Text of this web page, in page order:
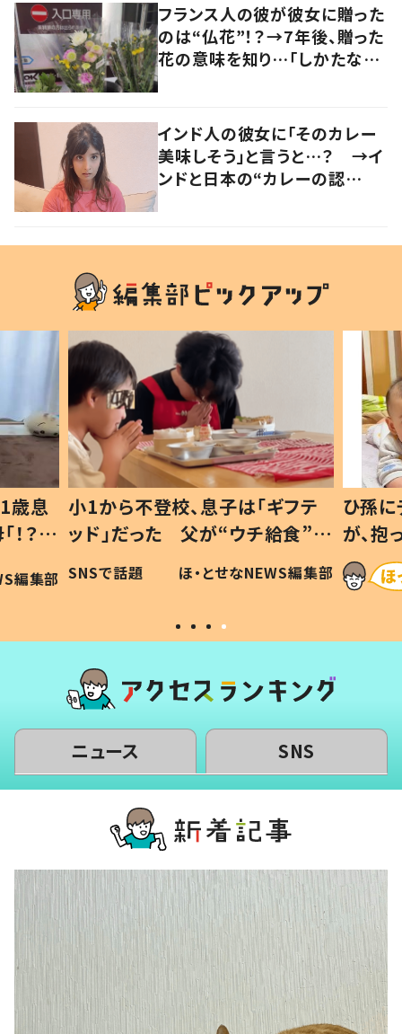
フランス人の彼が彼女に贈った
のは“仏花”！？→7年後、贈った
花の意味を知り…「しかたな
インド人の彼女に「そのカレー
美味しそう」と言うと…？ →イ
ンドと日本の“カレーの認
歳息
？」
編集部
小1から不登校、息子は「ギフテ
ッド」だった 父が“ウチ給食”を
作り続ける理由とは #令和の親
#令和の子
SNSで話題 ほ・とせなNEWS編集部
ひ孫
が、
「涙が
い」
ニュース SNS